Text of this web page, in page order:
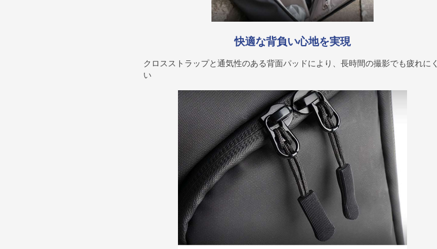
快適な背負い心地を実現
クロスストラップと通気性のある背面パッドにより、長時間の撮影でも疲れにく
い